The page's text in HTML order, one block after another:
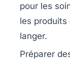
pour les
les produits
langer.
Préparer